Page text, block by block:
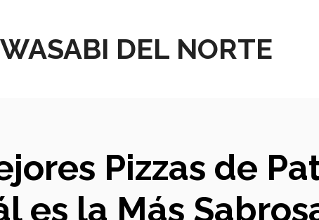
WASABI DEL NORTE
Pizzas de
es la Más